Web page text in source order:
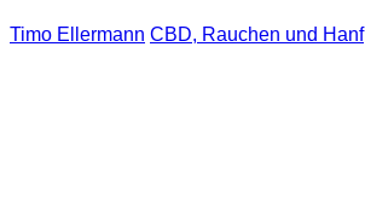
Timo Ellermann CBD, Rauchen und Hanf